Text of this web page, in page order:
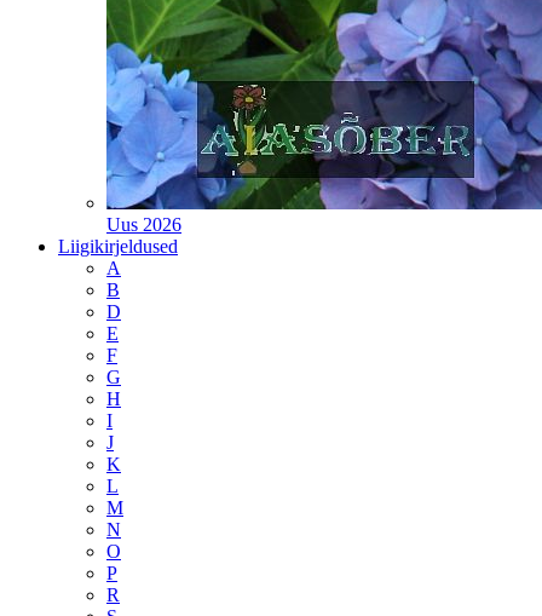
Uus 2026
Liigikirjeldused
A
B
D
E
F
G
H
I
J
K
L
M
N
O
P
R